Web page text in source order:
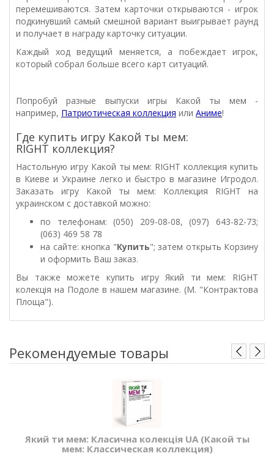
перемешиваются. Затем карточки открываются - игрок
подкинувший самый смешной вариант выигрывает раунд
и получает в награду карточку ситуации.
Каждый ход ведущий меняется, а побеждает игрок,
который собрал больше всего карт ситуаций.
Попробуй разные выпуски игры Какой ты мем -
например, Патриотическая коллекция или Аниме!
Где купить игру Какой ты мем:
RIGHT коллекция?
Настольную игру Какой ты мем: RIGHT коллекция купить
в Киеве и Украине легко и быстро в магазине Игродол.
Заказать игру Какой ты мем: Коллекция RIGHT на
украинском с доставкой можно:
по телефонам: (050) 209-08-08, (097) 643-82-73;
(063) 469 58 78
на сайте: кнопка "Купить"; затем открыть Корзину
и оформить Ваш заказ.
Вы также можете купить игру Який ти мем: RIGHT
колекція на Подоле в нашем магазине. (М. "Контрактова
Площа").
Рекомендуемые товары
Який ти мем: Класична колекція UA (Какой ты
мем: Классическая коллекция)